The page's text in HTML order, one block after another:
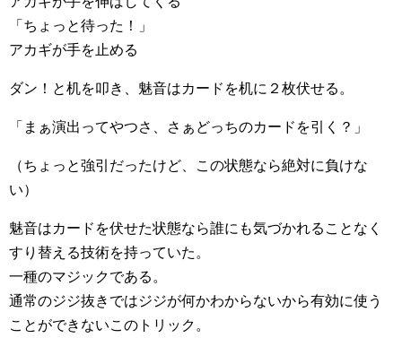
「ちょっと待った！」
アカギが手を止める
ダン！と机を叩き、魅音はカードを机に２枚伏せる。
「まぁ演出ってやつさ、さぁどっちのカードを引く？」
（ちょっと強引だったけど、この状態なら絶対に負けな
い）
魅音はカードを伏せた状態なら誰にも気づかれることなく
すり替える技術を持っていた。
一種のマジックである。
通常のジジ抜きではジジが何かわからないから有効に使う
ことができないこのトリック。